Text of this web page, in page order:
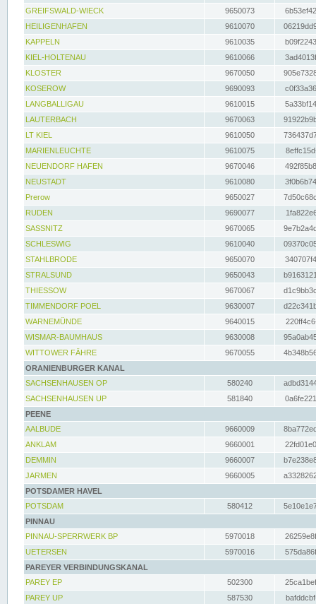
GREIFSWALD-WIECK
9650073
HEILIGENHAFEN
9610070
KAPPELN
9610035
KIEL-HOLTENAU
9610066
KLOSTER
9670050
KOSEROW
9690093
LANGBALLIGAU
9610015
LAUTERBACH
9670063
LT KIEL
9610050
MARIENLEUCHTE
9610075
NEUENDORF HAFEN
9670046
NEUSTADT
9610080
Prerow
9650027
RUDEN
9690077
SASSNITZ
9670065
SCHLESWIG
9610040
STAHLBRODE
9650070
STRALSUND
9650043
THIESSOW
9670067
TIMMENDORF POEL
9630007
WARNEMÜNDE
9640015
WISMAR-BAUMHAUS
9630008
WITTOWER FÄHRE
9670055
ORANIENBURGER KANAL
SACHSENHAUSEN OP
580240
SACHSENHAUSEN UP
581840
PEENE
AALBUDE
9660009
ANKLAM
9660001
DEMMIN
9660007
JARMEN
9660005
POTSDAMER HAVEL
POTSDAM
580412
PINNAU
PINNAU-SPERRWERK BP
5970018
UETERSEN
5970016
PAREYER VERBINDUNGSKANAL
PAREY EP
502300
PAREY UP
587530